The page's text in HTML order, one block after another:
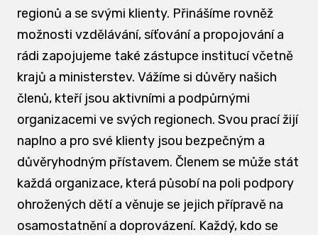
regionů a se svými klienty. Přinášíme rovněž
možnosti vzdělávání, síťování a propojování a
rádi zapojujeme také zástupce institucí včetně
krajů a ministerstev. Vážíme si důvěry našich
členů, kteří jsou aktivními a podpůrnými
organizacemi ve svých regionech. Svou prací žijí
naplno a pro své klienty jsou bezpečným a
důvěryhodným přístavem. Členem se může stát
každá organizace, která působí na poli podpory
ohrožených dětí a věnuje se jejich přípravě na
osamostatnění a doprovázení. Každý, kdo se